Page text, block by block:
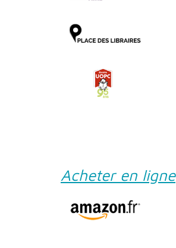
Acheter en ligne